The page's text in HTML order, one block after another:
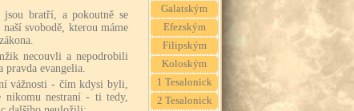
bratří, a pokoutně se
svobodě, kterou máme
necouvli a nepodrobili
pravda evangelia.
vážnosti - čím kdysi byli,
nikomu nestraní - ti tedy,
Galatským
Efezským
Filipským
Koloským
1 Tesalonick
2 Tesalonick